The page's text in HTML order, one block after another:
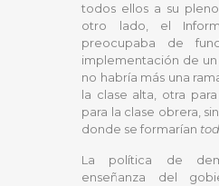
todos ellos a su
otro lado, el
preocupaba de
implementación de
no habría más una
la clase alta, otra
para la clase obrera,
donde se formarían
La política de
enseñanza del